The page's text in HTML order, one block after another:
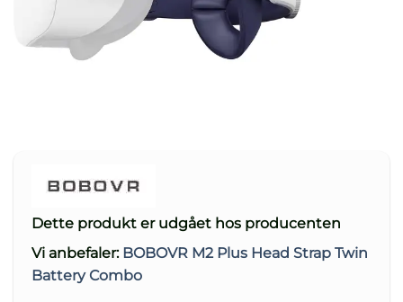
Dette produkt er udgået hos producenten
Vi anbefaler: BOBOVR M2 Plus Head Strap Twin
Battery Combo